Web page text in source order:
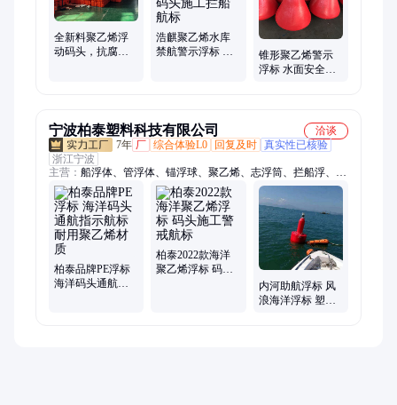
全新料聚乙烯浮
动码头，抗腐耐
浩麒聚乙烯水库
禁航警示浮标 防
锥形聚乙烯警示
浮标 水面安全航
宁波柏泰塑料科技有限公司
洽谈
7年 厂 综合体验L0 回复及时 真实性已核验
浙江宁波
主营： 船浮体、管浮体、锚浮球、聚乙烯、志浮筒、拦船浮、管
道浮、标拦船、拦漂网、锥形罐、塑料拦、管浮筒、水电站、船
禁航、夹管道、片夹网、锚浮标、拦污排、拦污漂、塑料通、
bouy浮标、塑滚60cm、拦污浮漂、管线浮体、口拦垃圾
柏泰品牌PE浮标
海洋码头通航指
柏泰2022款海洋
聚乙烯浮标 码头
内河助航浮标 风
浪海洋浮标 塑料